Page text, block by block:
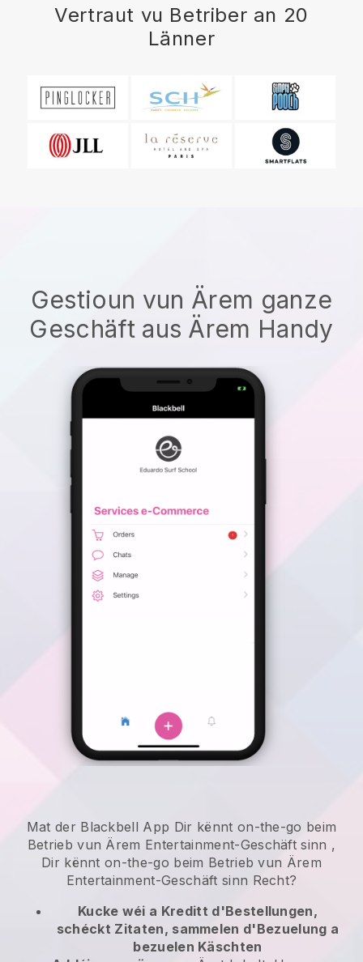
Vertraut vu Betriber an 20
Länner
Gestioun vun Ärem ganze
Geschäft aus Ärem Handy
Mat der Blackbell App Dir kënnt on-the-go beim
Betrieb vun Ärem Entertainment-Geschäft sinn ,
Dir kënnt on-the-go beim Betrieb vun Ärem
Entertainment-Geschäft sinn Recht?
Kucke wéi a Kreditt d'Bestellungen,
schéckt Zitaten, sammelen d'Bezuelung a
bezuelen Käschten